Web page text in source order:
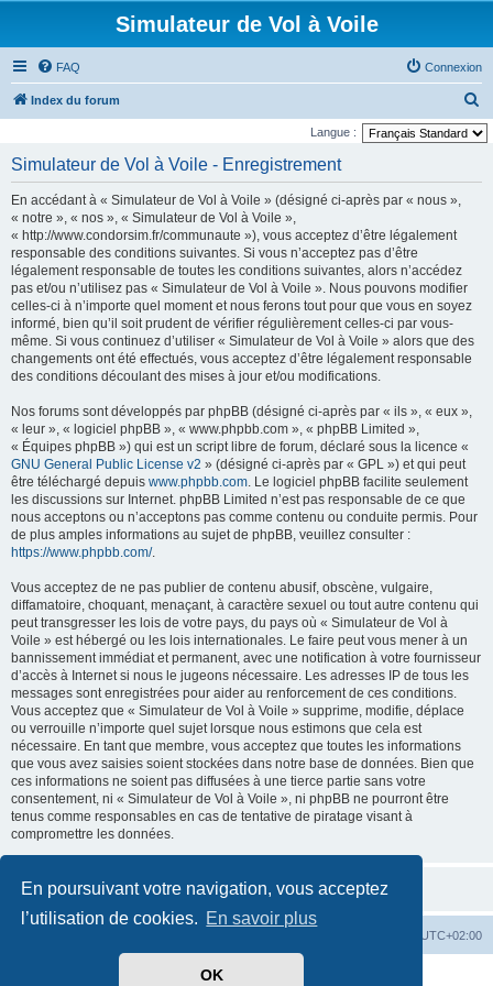
En poursuivant votre navigation, vous acceptez
l’utilisation de cookies. En savoir plus
OK
Simulateur de Vol à Voile
FAQ Connexion
Index du forum
e
Langue :
Simulateur de Vol à Voile - Enregistrement
En accédant à « Simulateur de Vol à Voile » (désigné ci-après par « nous »,
« notre », « nos », « Simulateur de Vol à Voile »,
« http://www.condorsim.fr/communaute »), vous acceptez d’être légalement
responsable des conditions suivantes. Si vous n’acceptez pas d’être
légalement responsable de toutes les conditions suivantes, alors n’accédez
pas et/ou n’utilisez pas « Simulateur de Vol à Voile ». Nous pouvons modifier
celles-ci à n’importe quel moment et nous ferons tout pour que vous en soyez
informé, bien qu’il soit prudent de vérifier régulièrement celles-ci par vous-
même. Si vous continuez d’utiliser « Simulateur de Vol à Voile » alors que des
changements ont été effectués, vous acceptez d’être légalement responsable
des conditions découlant des mises à jour et/ou modifications.
Nos forums sont développés par phpBB (désigné ci-après par « ils », « eux »,
« leur », « logiciel phpBB », « www.phpbb.com », « phpBB Limited »,
« Équipes phpBB ») qui est un script libre de forum, déclaré sous la licence «
GNU General Public License v2 » (désigné ci-après par « GPL ») et qui peut
être téléchargé depuis www.phpbb.com. Le logiciel phpBB facilite seulement
les discussions sur Internet. phpBB Limited n’est pas responsable de ce que
nous acceptons ou n’acceptons pas comme contenu ou conduite permis. Pour
de plus amples informations au sujet de phpBB, veuillez consulter :
https://www.phpbb.com/.
Vous acceptez de ne pas publier de contenu abusif, obscène, vulgaire,
diffamatoire, choquant, menaçant, à caractère sexuel ou tout autre contenu qui
peut transgresser les lois de votre pays, du pays où « Simulateur de Vol à
Voile » est hébergé ou les lois internationales. Le faire peut vous mener à un
bannissement immédiat et permanent, avec une notification à votre fournisseur
d’accès à Internet si nous le jugeons nécessaire. Les adresses IP de tous les
messages sont enregistrées pour aider au renforcement de ces conditions.
Vous acceptez que « Simulateur de Vol à Voile » supprime, modifie, déplace
ou verrouille n’importe quel sujet lorsque nous estimons que cela est
nécessaire. En tant que membre, vous acceptez que toutes les informations
que vous avez saisies soient stockées dans notre base de données. Bien que
ces informations ne soient pas diffusées à une tierce partie sans votre
consentement, ni « Simulateur de Vol à Voile », ni phpBB ne pourront être
tenus comme responsables en cas de tentative de piratage visant à
compromettre les données.
UTC+02:00
phpBB ® Forum Software © phpBB Limited